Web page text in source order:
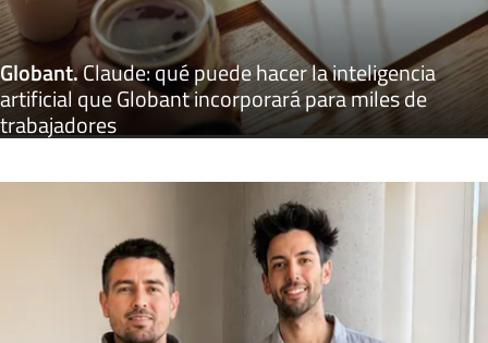
Globant.Claude: qué puede hacer la inteligencia
artificial que Globant incorporará para miles de
trabajadores